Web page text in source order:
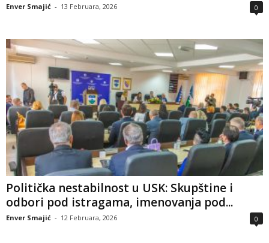
Enver Smajić - 13 Februara, 2026 0
Politička nestabilnost u USK: Skupštine i
odbori pod istragama, imenovanja pod...
Enver Smajić - 12 Februara, 2026 0